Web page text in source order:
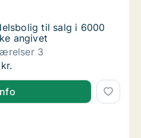
til salg i 6000
salg i 6000 Kolding, Vej
til salg i 6000
til salg i 6000
angivet
3
til salg i 6000
til salg i 6000
salg i 6000 Kolding,